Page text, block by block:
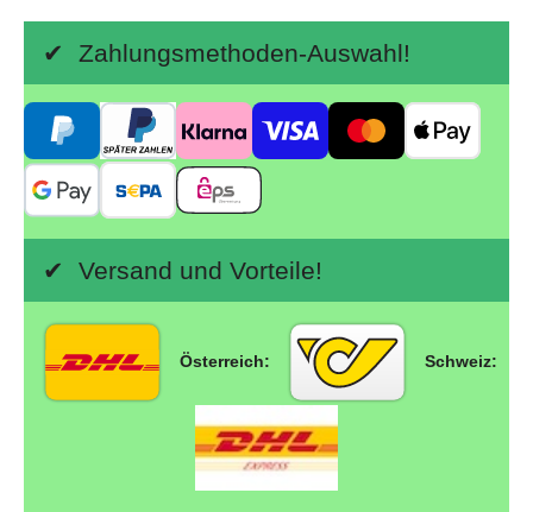
✔ Zahlungsmethoden-Auswahl!
✔ Versand und Vorteile!
Österreich: Schweiz: